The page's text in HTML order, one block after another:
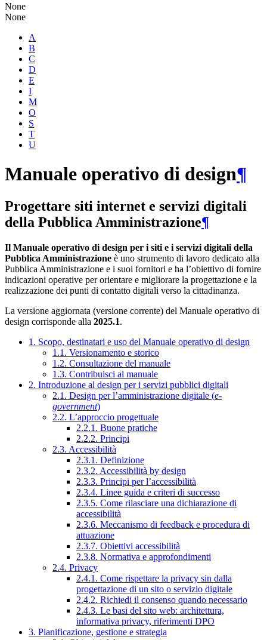
None
None
A
B
C
D
E
I
M
O
S
T
U
Manuale operativo di design¶
Progettare siti internet e servizi digitali
della Pubblica Amministrazione¶
Il Manuale operativo di design per i siti e i servizi digitali della
Pubblica Amministrazione è uno strumento di lavoro dedicato alla
Pubblica Amministrazione e i suoi fornitori e ha l’obiettivo di fornire
indicazioni operative per orientare e migliorare la progettazione e la
realizzazione dei punti di contatto digitali verso la cittadinanza.
La versione aggiornata (versione corrente) del Manuale operativo di
design corrisponde alla 2025.1.
1. Scopo, destinatari e uso del Manuale operativo di design
1.1. Versionamento e storico
1.2. Consultazione del manuale
1.3. Contribuisci al manuale
2. Introduzione al design per i servizi pubblici digitali
2.1. Design per l’amministrazione digitale (e-
government)
2.2. L’approccio progettuale
2.2.1. Buone pratiche
2.2.2. Principi
2.3. Accessibilità
2.3.1. Definizione
2.3.2. Accessibilità by design
2.3.3. Principi per l’accessibilità
2.3.4. Linee guida e criteri di successo
2.3.5. Come rilasciare una dichiarazione di
accessibilità
2.3.6. Meccanismo di feedback e procedura di
attuazione
2.3.7. Obiettivi accessibilità
2.3.8. Normativa e approfondimenti
2.4. Privacy
2.4.1. Come rispettare la privacy sin dalla
progettazione di un sito o servizio digitale
2.4.2. Richiedi il consenso quando necessario
2.4.3. Le basi del sito web: architettura,
informativa privacy, riferimenti DPO
3. Pianificazione, gestione e strategia